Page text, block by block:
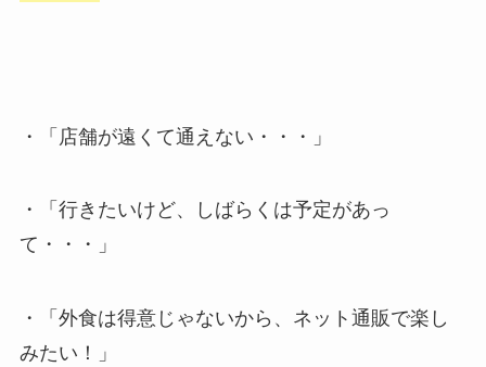
・「店舗が遠くて通えない・・・」
・「行きたいけど、しばらくは予定があっ
て・・・」
・「外食は得意じゃないから、ネット通販で楽し
みたい！」